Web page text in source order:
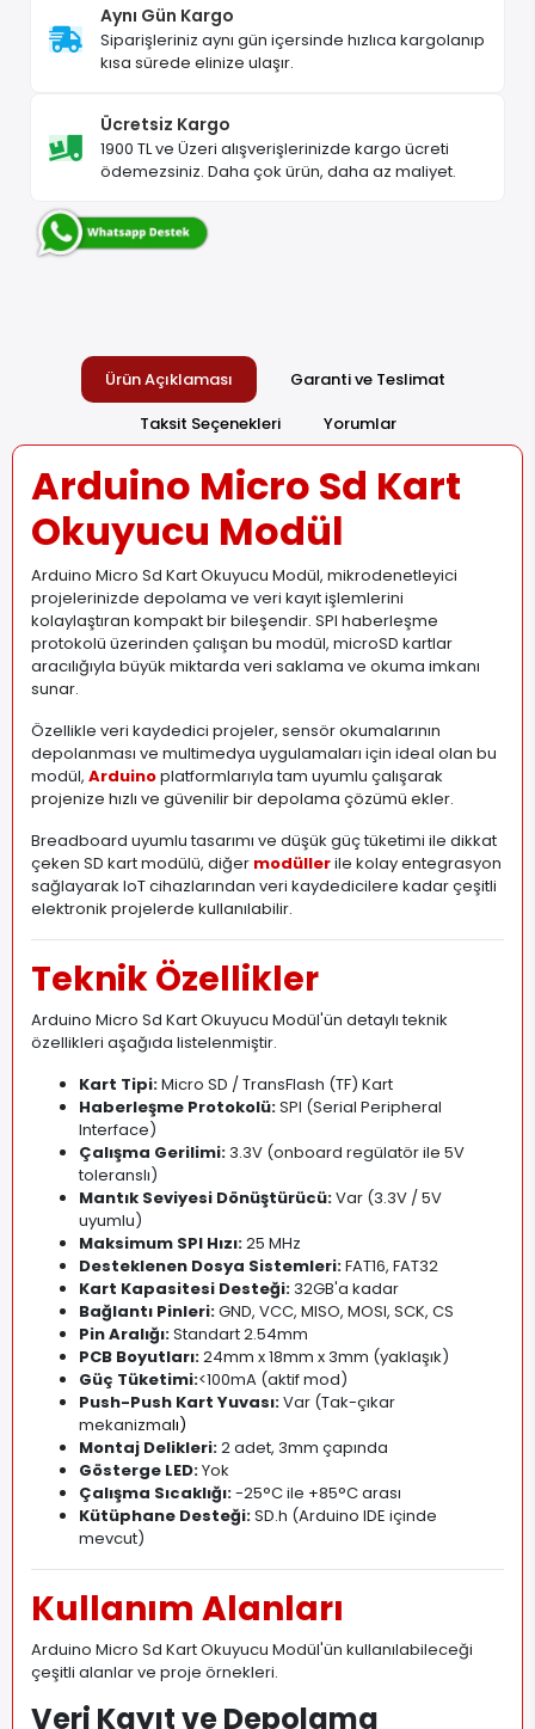
Aynı Gün Kargo
Siparişleriniz aynı gün içersinde hızlıca kargolanıp
kısa sürede elinize ulaşır.
Ücretsiz Kargo
1900 TL ve Üzeri alışverişlerinizde kargo ücreti
ödemezsiniz. Daha çok ürün, daha az maliyet.
Ürün Açıklaması
Garanti ve Teslimat
Taksit Seçenekleri
Yorumlar
Arduino Micro Sd Kart
Okuyucu Modül
Arduino Micro Sd Kart Okuyucu Modül, mikrodenetleyici
projelerinizde depolama ve veri kayıt işlemlerini
kolaylaştıran kompakt bir bileşendir. SPI haberleşme
protokolü üzerinden çalışan bu modül, microSD kartlar
aracılığıyla büyük miktarda veri saklama ve okuma imkanı
sunar.
Özellikle veri kaydedici projeler, sensör okumalarının
depolanması ve multimedya uygulamaları için ideal olan bu
modül, Arduinoplatformlarıyla tam uyumlu çalışarak
projenize hızlı ve güvenilir bir depolama çözümü ekler.
Breadboard uyumlu tasarımı ve düşük güç tüketimi ile dikkat
çeken SD kart modülü, diğer modüllerile kolay entegrasyon
sağlayarak IoT cihazlarından veri kaydedicilere kadar çeşitli
elektronik projelerde kullanılabilir.
Teknik Özellikler
Arduino Micro Sd Kart Okuyucu Modül'ün detaylı teknik
özellikleri aşağıda listelenmiştir.
Kart Tipi:Micro SD / TransFlash (TF) Kart
Haberleşme Protokolü:SPI (Serial Peripheral
Interface)
Çalışma Gerilimi:3.3V (onboard regülatör ile 5V
toleranslı)
Mantık Seviyesi Dönüştürücü:Var (3.3V / 5V
uyumlu)
Maksimum SPI Hızı:25 MHz
Desteklenen Dosya Sistemleri:FAT16, FAT32
Kart Kapasitesi Desteği:32GB'a kadar
Bağlantı Pinleri:GND, VCC, MISO, MOSI, SCK, CS
Pin Aralığı:Standart 2.54mm
PCB Boyutları:24mm x 18mm x 3mm (yaklaşık)
Güç Tüketimi:<100mA (aktif mod)
Push-Push Kart Yuvası:Var (Tak-çıkar
mekanizmalı)
Montaj Delikleri:2 adet, 3mm çapında
Gösterge LED:Yok
Çalışma Sıcaklığı:-25°C ile +85°C arası
Kütüphane Desteği:SD.h (Arduino IDE içinde
mevcut)
Kullanım Alanları
Arduino Micro Sd Kart Okuyucu Modül'ün kullanılabileceği
çeşitli alanlar ve proje örnekleri.
Veri Kayıt ve Depolama